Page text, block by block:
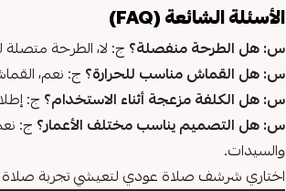
الأسئلة الشائعة (FAQ)
س: هل الطرحة منفصلة؟ ج: لا، الطرحة متصلة
س: هل القماش مناسب للحرارة؟ ج: نعم،
س: هل الكلفة مزعجة أثناء الاستخدام؟ ج:
س: هل التصميم يناسب مختلف الأعمار؟ ج:
والسيدات.
اختاري شرشف صلاة عودي لتعيشي تجربة صلاة